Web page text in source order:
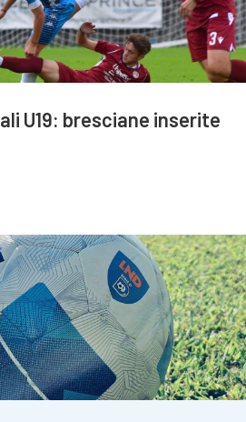
U19: bresciane inserite